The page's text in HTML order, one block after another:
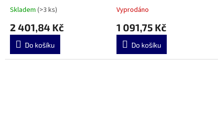
Skladem (>3 ks)
2 401,84 Kč
Do košíku
Vyprodáno
1 091,75 Kč
Do košíku